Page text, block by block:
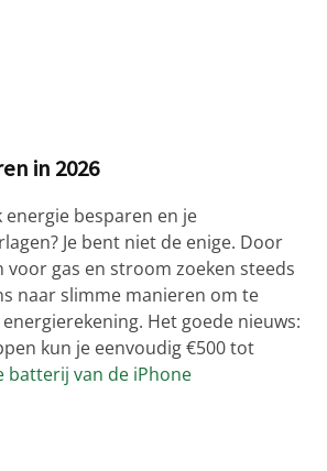
in 2026
energie besparen en je
Je bent niet de enige. Door
voor gas en stroom zoeken steeds
naar slimme manieren om te
Het goede nieuws:
kun je eenvoudig €500 tot